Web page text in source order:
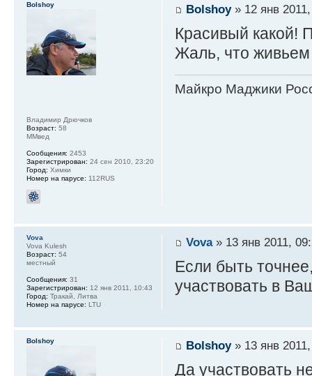
Bolshoy» 12 янв
Красивый какой!
Жаль, что
Майкро Маджики
Bolshoy
Владимир Дрючков
Возраст: 58
ММвед
Сообщения: 2453
Зарегистрирован: 24 сен 2010, 23:20
Город: Химки
Номер на парусе: 112RUS
Vova» 13 янв 2011,
Если быть
участвовать в
Vova
Vova Kulesh
Возраст: 54
местный
Сообщения: 31
Зарегистрирован: 12 янв 2011, 10:43
Город: Тракай, Литва
Номер на парусе: LTU
Bolshoy» 13 янв
Да участвовать
Bolshoy